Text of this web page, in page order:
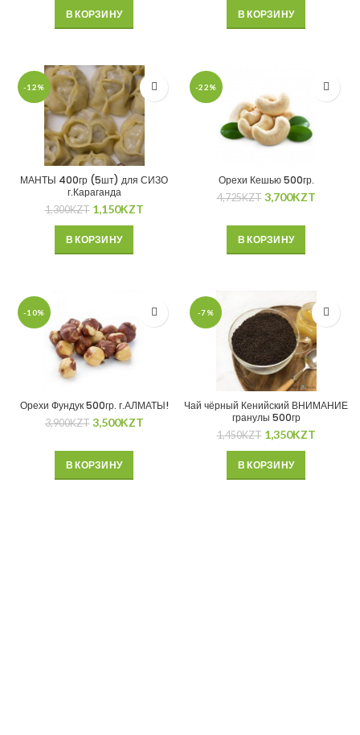
В КОРЗИНУ В КОРЗИНУ
-12%
МАНТЫ 400гр (5шт) для СИЗО
г.Караганда
1,300KZT 1,150KZT
В КОРЗИНУ
-22%
Орехи Кешью 500гр.
4,725KZT 3,700KZT
В КОРЗИНУ
-10%
Орехи Фундук 500гр. г.АЛМАТЫ!
3,900KZT 3,500KZT
В КОРЗИНУ
-7%
Чай чёрный Кенийский ВНИМАНИЕ
гранулы 500гр
1,450KZT 1,350KZT
В КОРЗИНУ